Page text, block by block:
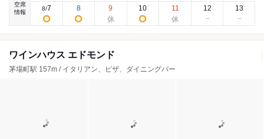
空席
情報
8/7 8 9 10 11 12 13
ワインハウス エドモンド
茅場町駅 157m / イタリアン、ピザ、ダイニングバー